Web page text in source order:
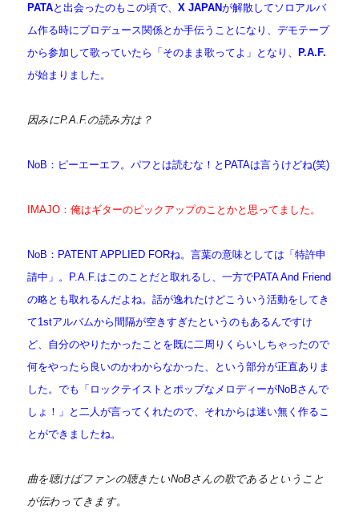
PATAと出会ったのもこの頃で、X JAPANが解散してソロアルバ
ム作る時にプロデュース関係とか手伝うことになり、デモテープ
から参加して歌っていたら「そのまま歌ってよ」となり、
P.A.F.
が始まりました。
因みにP.A.F.の読み方は？
NoB：ピーエーエフ。パフとは読むな！とPATAは言うけどね(笑)
IMAJO：俺はギターのピックアップのことかと思ってました。
NoB：PATENT APPLIED FORね。言葉の意味としては「特許申
請中」。P.A.F.はこのことだと取れるし、一方でPATA And Friend
の略とも取れるんだよね。話が逸れたけどこういう活動をしてき
て1stアルバムから間隔が空きすぎたというのもあるんですけ
ど、自分のやりたかったことを既に二周りくらいしちゃったので
何をやったら良いのかわからなかった、という部分が正直ありま
した。でも「ロックテイストとポップなメロディーがNoBさんで
しょ！」と二人が言ってくれたので、それからは迷い無く作るこ
とができましたね。
曲を聴けばファンの聴きたいNoBさんの歌であるということ
が伝わってきます。